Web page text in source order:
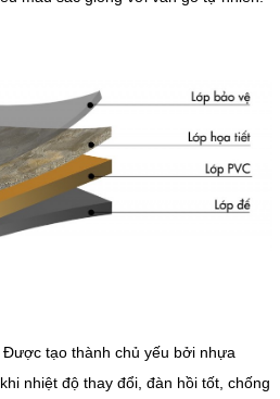
Được tạo thành chủ yếu bởi nhựa
nhiệt độ thay đổi, đàn hồi tốt, chống